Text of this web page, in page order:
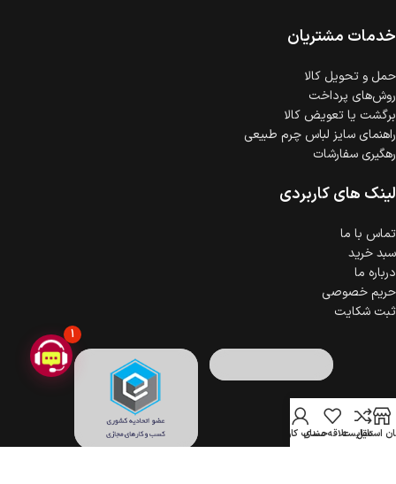
است.
گارانتی معتبر برای تمامی محصولات ارائه می‌شود.
خدمات مشتریان
حمل‌ و تحویل کالا
روش‌های پرداخت
برگشت یا تعویض کالا
راهنمای سایز لباس چرم طبیعی
رهگیری سفارشات
لینک های کاربردی
تماس با ما
سبد خرید
درباره ما
حریم خصوصی
ثبت شکایت
استایلمقایسهعلاقه مندی
حساب کاربری
1